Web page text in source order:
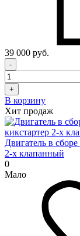
39 000 руб.
-
+
В корзину
Хит продаж
Двигатель в
2-х клапанный
0
Мало